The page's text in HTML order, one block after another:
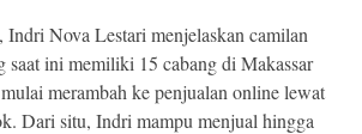
Nova Lestari menjelaskan camilan
saat ini memiliki 15 cabang di Makassar
merambah ke penjualan online lewat
Dari situ, Indri mampu menjual hingga